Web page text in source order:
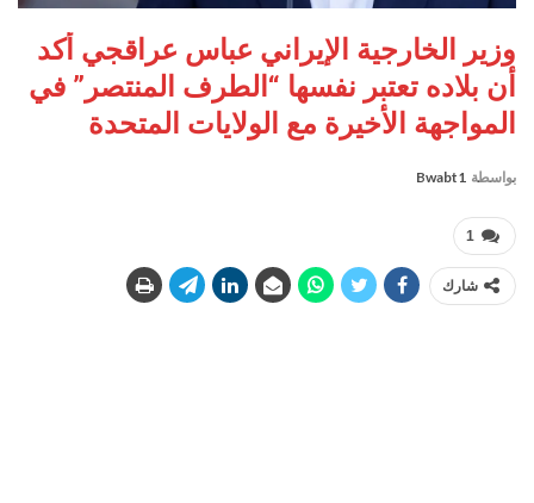
وزير الخارجية الإيراني عباس عراقجي أكد
أن بلاده تعتبر نفسها “الطرف المنتصر” في
المواجهة الأخيرة مع الولايات المتحدة
بواسطة Bwabt1
1
شارك